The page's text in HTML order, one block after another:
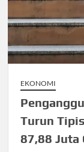
Santri Digital
Pesantren
Bank Dunia Mulai
Dokter Ungkap
Sidang MK
EKONOMI
Turun
87,88 Juta